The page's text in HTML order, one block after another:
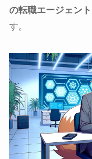
の転職エージェント
す。